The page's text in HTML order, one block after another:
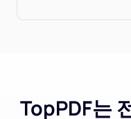
TopPDF는